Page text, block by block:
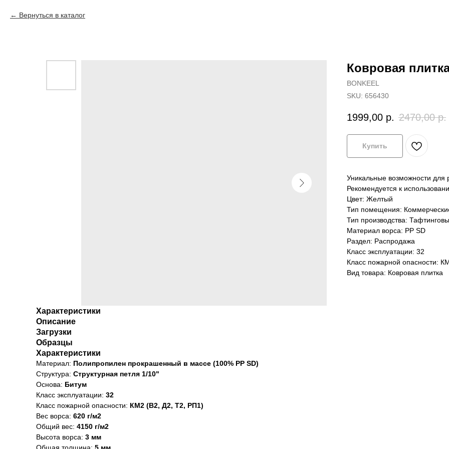
Вернуться в каталог
Ковровая
BONKEEL
SKU: 656430
1999,00 р. 2470,00 р.
Купить
Уникальные возможности
Рекомендуется к
Цвет: Желтый
Тип помещения:
Тип производства:
Материал ворса: PP SD
Раздел: Распродажа
Класс эксплуатации: 32
Класс пожарной опасности:
Вид товара: Ковровая плитка
Характеристики
Описание
Загрузки
Образцы
Характеристики
Материал: Полипропилен прокрашенный в массе (100% PP SD)
Структура: Структурная петля 1/10"
Основа: Битум
Класс эксплуатации: 32
Класс пожарной опасности: КМ2 (В2, Д2, Т2, РП1)
Вес ворса: 620 г/м2
Общий вес: 4150 г/м2
Высота ворса: 3 мм